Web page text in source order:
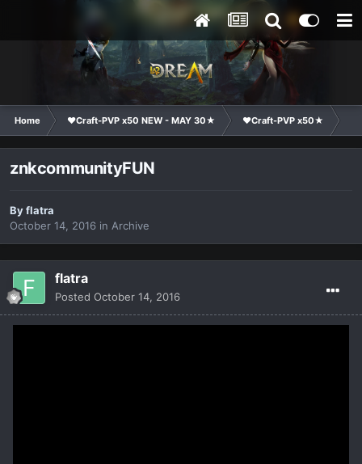
Home ❤Craft-PVP x50 NEW - MAY 30★ ❤Craft-PVP x50★
znkcommunityFUN
Byflatra
October 14, 2016 in Archive
flatra
Posted October 14, 2016